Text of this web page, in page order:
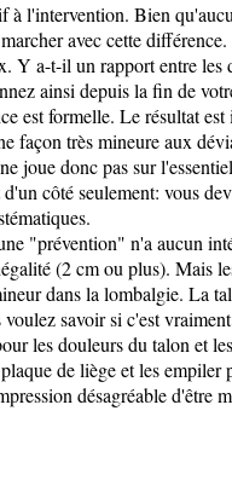
l'intervention. Bien
avec cette différence.
a-t-il un rapport entre
ainsi depuis la fin de
est formelle. Le résultat
très mineure aux
joue donc pas sur
côté seulement: vous
"prévention" n'a aucun
(2 cm ou plus). Mais
dans la lombalgie. La
savoir si c'est
les douleurs du talon et
de liège et les
désagréable d'être